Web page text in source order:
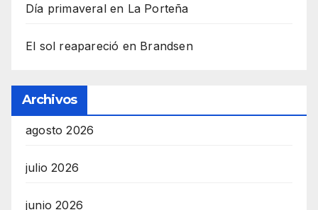
Día primaveral en La Porteña
El sol reapareció en Brandsen
Archivos
agosto 2026
julio 2026
junio 2026